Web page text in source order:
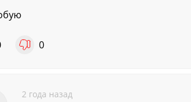
0
2 года назад